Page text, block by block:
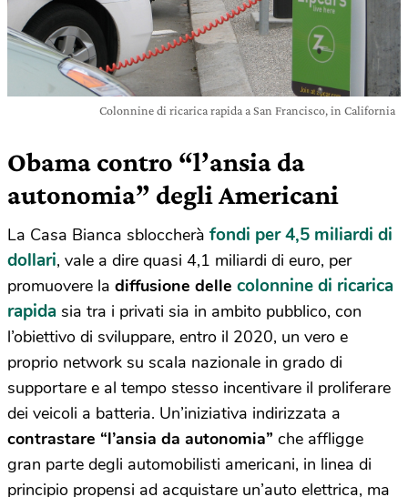
Colonnine di ricarica rapida a San Francisco, in California
Obama contro “l’ansia da
autonomia” degli Americani
La Casa Bianca sbloccherà fondi per 4,5 miliardi di
dollari, vale a dire quasi 4,1 miliardi di euro, per
promuovere la diffusione delle colonnine di ricarica
rapida sia tra i privati sia in ambito pubblico, con
l’obiettivo di sviluppare, entro il 2020, un vero e
proprio network su scala nazionale in grado di
supportare e al tempo stesso incentivare il proliferare
dei veicoli a batteria. Un’iniziativa indirizzata a
contrastare “l’ansia da autonomia” che affligge
gran parte degli automobilisti americani, in linea di
principio propensi ad acquistare un’auto elettrica, ma